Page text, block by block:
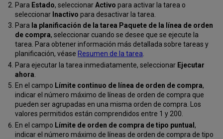
Para Estado, seleccionarActivo para activar la tarea o
seleccionar Inactivo para desactivar la tarea.
Para la planificación de la tarea Paquete de la línea de orden
de compra, seleccionar cuando se desee que se ejecute la
tarea. Para obtener información más detallada sobre tareas y
planificación, véase Resumen de la tarea
Para ejecutar la tarea inmediatamente, seleccionar Ejecutar
ahora
En el campo Límite continuo de línea de orden de compra,
indicar el número máximo de líneas de orden de compra que
pueden ser agrupadas en una misma orden de compra. Los
valores permitidos están comprendidos entre 1 y 200.
En el campo Límite de orden de compra de tipo puntual,
indicar el número máximo de líneas de orden de compra de tipo